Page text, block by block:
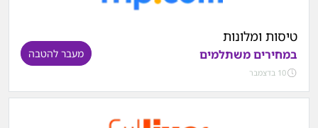
טיסות ומלונות
במחירים משתלמים
10 בדצמבר
מעבר להטבה